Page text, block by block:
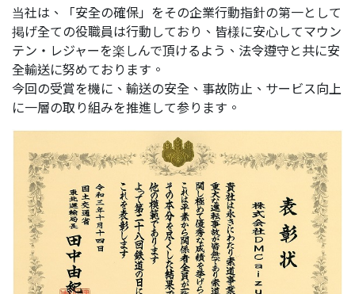
当社は、「安全の確保」をその企業行動指針の第一として
掲げ全ての役職員は行動しており、皆様に安心してマウン
テン・レジャーを楽しんで頂けるよう、法令遵守と共に安
全輸送に努めております。
今回の受賞を機に、輸送の安全、事故防止、サービス向上
に一層の取り組みを推進して参ります。